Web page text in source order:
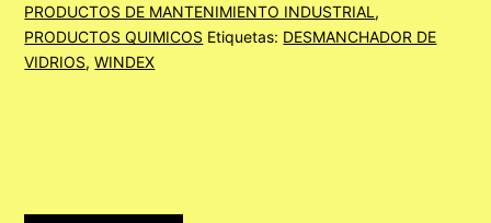
PRODUCTOS DE MANTENIMIENTO INDUSTRIAL ,
PRODUCTOS QUIMICOS Etiquetas: DESMANCHADOR DE
VIDRIOS,WINDEX